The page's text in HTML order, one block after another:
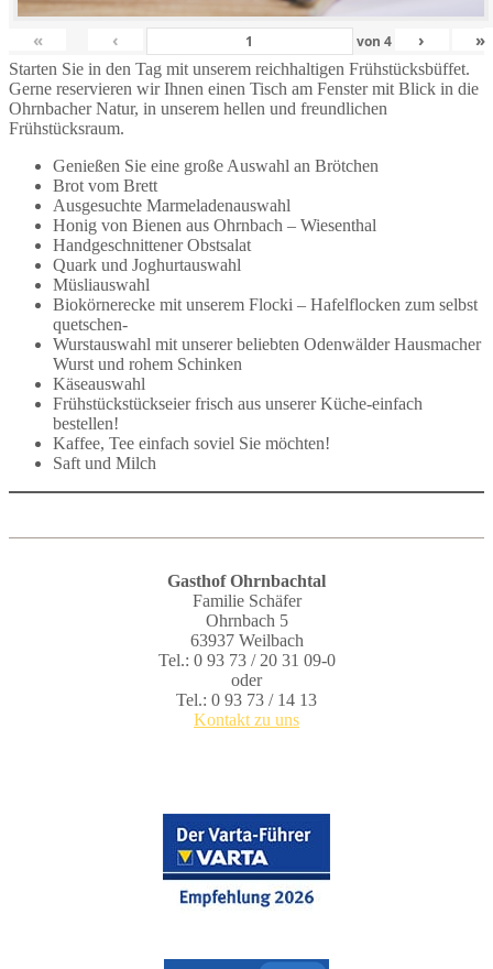
« ‹ von 4 › »
Starten Sie in den Tag mit unserem reichhaltigen Frühstücksbüffet.
Gerne reservieren wir Ihnen einen Tisch am Fenster mit Blick in die
Ohrnbacher Natur, in unserem hellen und freundlichen
Frühstücksraum.
Genießen Sie eine große Auswahl an Brötchen
Brot vom Brett
Ausgesuchte Marmeladenauswahl
Honig von Bienen aus Ohrnbach – Wiesenthal
Handgeschnittener Obstsalat
Quark und Joghurtauswahl
Müsliauswahl
Biokörnerecke mit unserem Flocki – Hafelflocken zum selbst
quetschen-
Wurstauswahl mit unserer beliebten Odenwälder Hausmacher
Wurst und rohem Schinken
Käseauswahl
Frühstückstückseier frisch aus unserer Küche-einfach
bestellen!
Kaffee, Tee einfach soviel Sie möchten!
Saft und Milch
Gasthof Ohrnbachtal
Familie Schäfer
Ohrnbach 5
63937 Weilbach
Tel.: 0 93 73 / 20 31 09-0
oder
Tel.: 0 93 73 / 14 13
Kontakt zu uns